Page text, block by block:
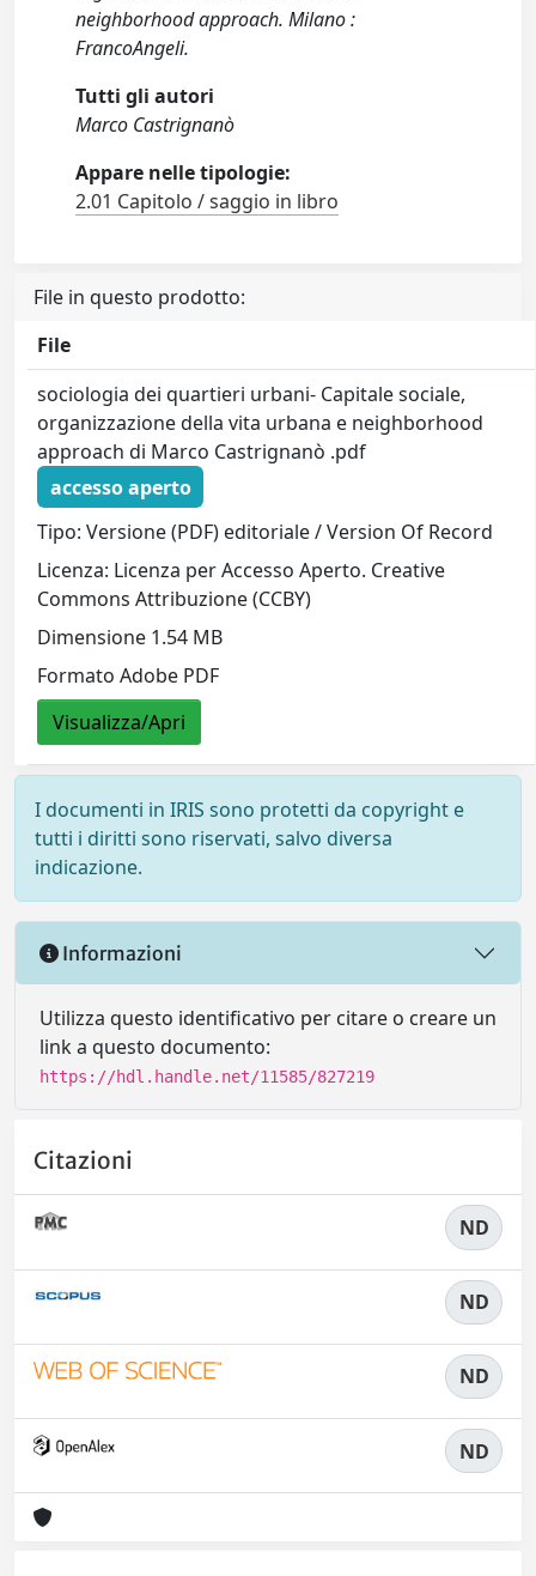
neighborhood approach. Milano :
FrancoAngeli.
Tutti gli autori
Marco Castrignanò
Appare nelle tipologie:
2.01 Capitolo / saggio in libro
File in questo prodotto:
File
sociologia dei quartieri urbani- Capitale sociale,
organizzazione della vita urbana e neighborhood
approach di Marco Castrignanò .pdf
accesso aperto
Tipo: Versione (PDF) editoriale / Version Of Record
Licenza: Licenza per Accesso Aperto. Creative
Commons Attribuzione (CCBY)
Dimensione 1.54 MB
Formato Adobe PDF
Visualizza/Apri
I documenti in IRIS sono protetti da copyright e
tutti i diritti sono riservati, salvo diversa
indicazione.
Informazioni
Utilizza questo identificativo per citare o creare un
link a questo documento:
https://hdl.handle.net/11585/827219
Citazioni
ND
ND
ND
ND